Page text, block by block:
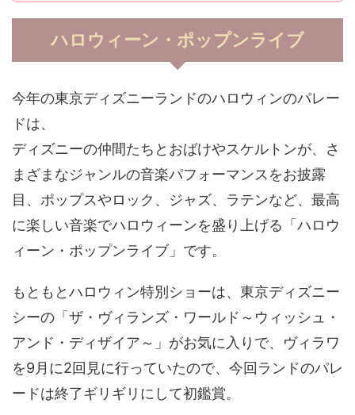
ハロウィーン・ポップンライブ
今年の東京ディズニーランドのハロウィンのパレー
ドは、
ディズニーの仲間たちとおばけやスケルトンが、さ
まざまなジャンルの音楽パフォーマンスをお披露
目、ポップスやロック、ジャズ、ラテンなど、最高
に楽しい音楽でハロウィーンを盛り上げる「ハロウ
ィーン・ポップンライブ」です。
もともとハロウィン特別ショーは、東京ディズニー
シーの「ザ・ヴィランズ・ワールド～ウィッシュ・
アンド・ディザイア～」がお気に入りで、ヴィラワ
を9月に2回見に行っていたので、今回ランドのパレ
ードは終了ギリギリにして初鑑賞。